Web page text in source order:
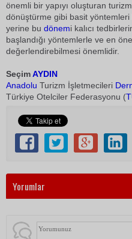
önemli bir yapıyı oluşturan
dönüştürme gibi basit yöntemleri
yerine bu dönemi kalıcı
başlandığı yöntemlerle ve en
değerlendirebilmesi önemlidir.
SeçimAYDIN
Anadolu Turizm İşletmecileri
Türkiye Otelciler Federasyonu (
Yorumlar